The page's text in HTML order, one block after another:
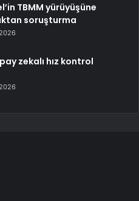
TBMM yürüyüşüne
soruşturma
zekalı hız kontrol